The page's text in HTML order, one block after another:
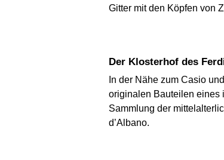
Gitter mit den Köpfen von
Der Klosterhof des
In der Nähe zum Casio
originalen Bauteilen eines
Sammlung der
d’Albano.